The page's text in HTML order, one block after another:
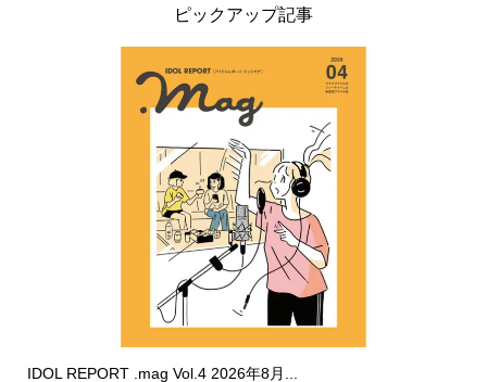
ピックアップ記事
IDOL REPORT .mag Vol.4 2026年8月...